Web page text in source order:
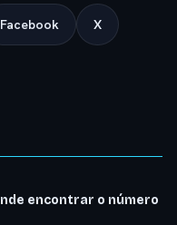
Facebook X
encontrar o número